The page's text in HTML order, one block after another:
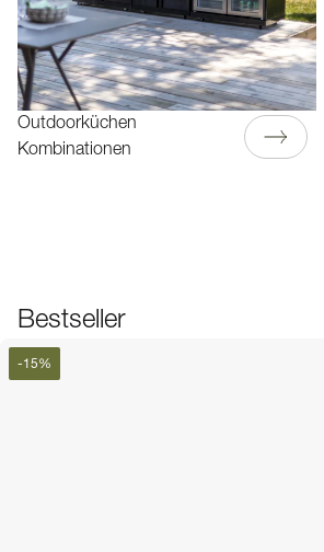
Outdoorküchen
Kombinationen
Bestseller
-15%